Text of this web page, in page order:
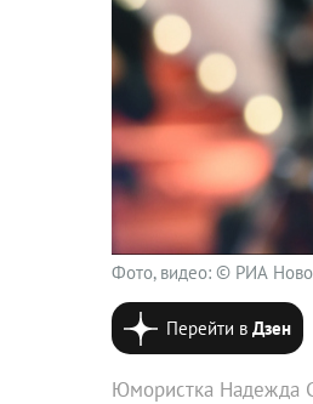
Фото, видео: © РИА
Перейти вДзен
Юмористка Надежда